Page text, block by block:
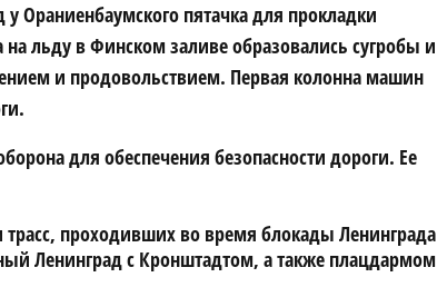
Ораниенбаумского пятачка для прокладки
льду в Финском заливе образовались сугробы и
и продовольствием. Первая колонна машин
для обеспечения безопасности дороги. Ее
проходивших во время блокады Ленинграда
Ленинград с Кронштадтом, а также плацдармом